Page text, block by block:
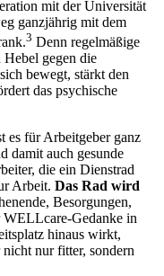
mit der Universität
ganzjährig mit dem
3 Denn regelmäßige
gegen die
bewegt, stärkt den
das psychische
es für Arbeitgeber ganz
damit auch gesunde
die ein Dienstrad
Arbeit. Das Rad wird
Besorgungen,
WELLcare-Gedanke in
hinaus wirkt,
nur fitter, sondern